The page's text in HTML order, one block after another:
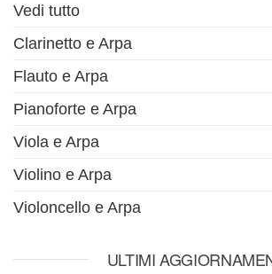
Vedi tutto
Clarinetto e Arpa
Flauto e Arpa
Pianoforte e Arpa
Viola e Arpa
Violino e Arpa
Violoncello e Arpa
ULTIMI